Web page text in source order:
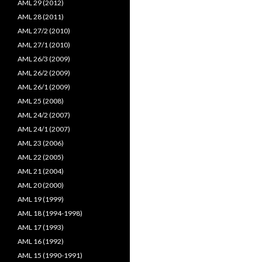
AML 29 (2012)
AML 28 (2011)
AML 27/2 (2010)
AML 27/1 (2010)
AML 26/3 (2009)
AML 26/2 (2009)
AML 26/1 (2009)
AML 25 (2008)
AML 24/2 (2007)
AML 24/1 (2007)
AML 23 (2006)
AML 22 (2005)
AML 21 (2004)
AML 20 (2000)
AML 19 (1999)
AML 18 (1994-1998)
AML 17 (1993)
AML 16 (1992)
AML 15 (1990-1991)